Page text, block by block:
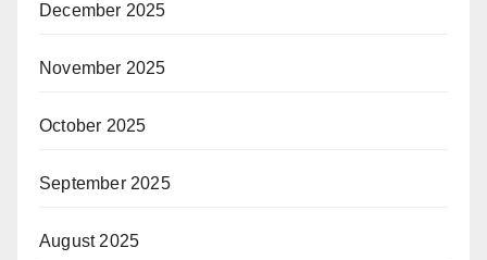
December 2025
November 2025
October 2025
September 2025
August 2025